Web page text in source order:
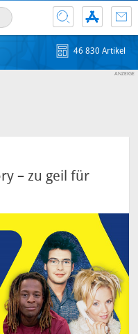
46 830 Artikel
– zu geil für